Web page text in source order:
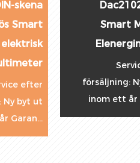
Dac4302CT Trefas
förbetald Modbus
elenergimätare
Service efter
försäljning: Ny byt ut
inom ett år Garan...